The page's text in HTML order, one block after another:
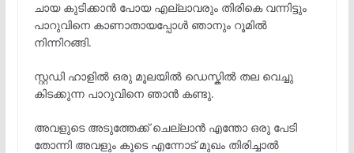
ചായ കുടിക്കാൻ പോയ എല്ലാവരും തിരികെ വന്നിട്ടും
പാറുവിനെ കാണാതായപ്പോൾ ഞാനും റൂമിൽ
നിന്നിറങ്ങി.
സ്റ്റഡി ഹാളിൽ ഒരു മൂലയിൽ ഡെസ്കിൽ തല വെച്ചു
കിടക്കുന്ന പാറുവിനെ ഞാൻ കണ്ടു.
അവളുടെ അടുത്തേക്ക് ചെല്ലാൻ എന്തോ ഒരു പേടി
തോന്നി അവളും കൂടെ എന്നോട് മുഖം തിരിച്ചാൽ